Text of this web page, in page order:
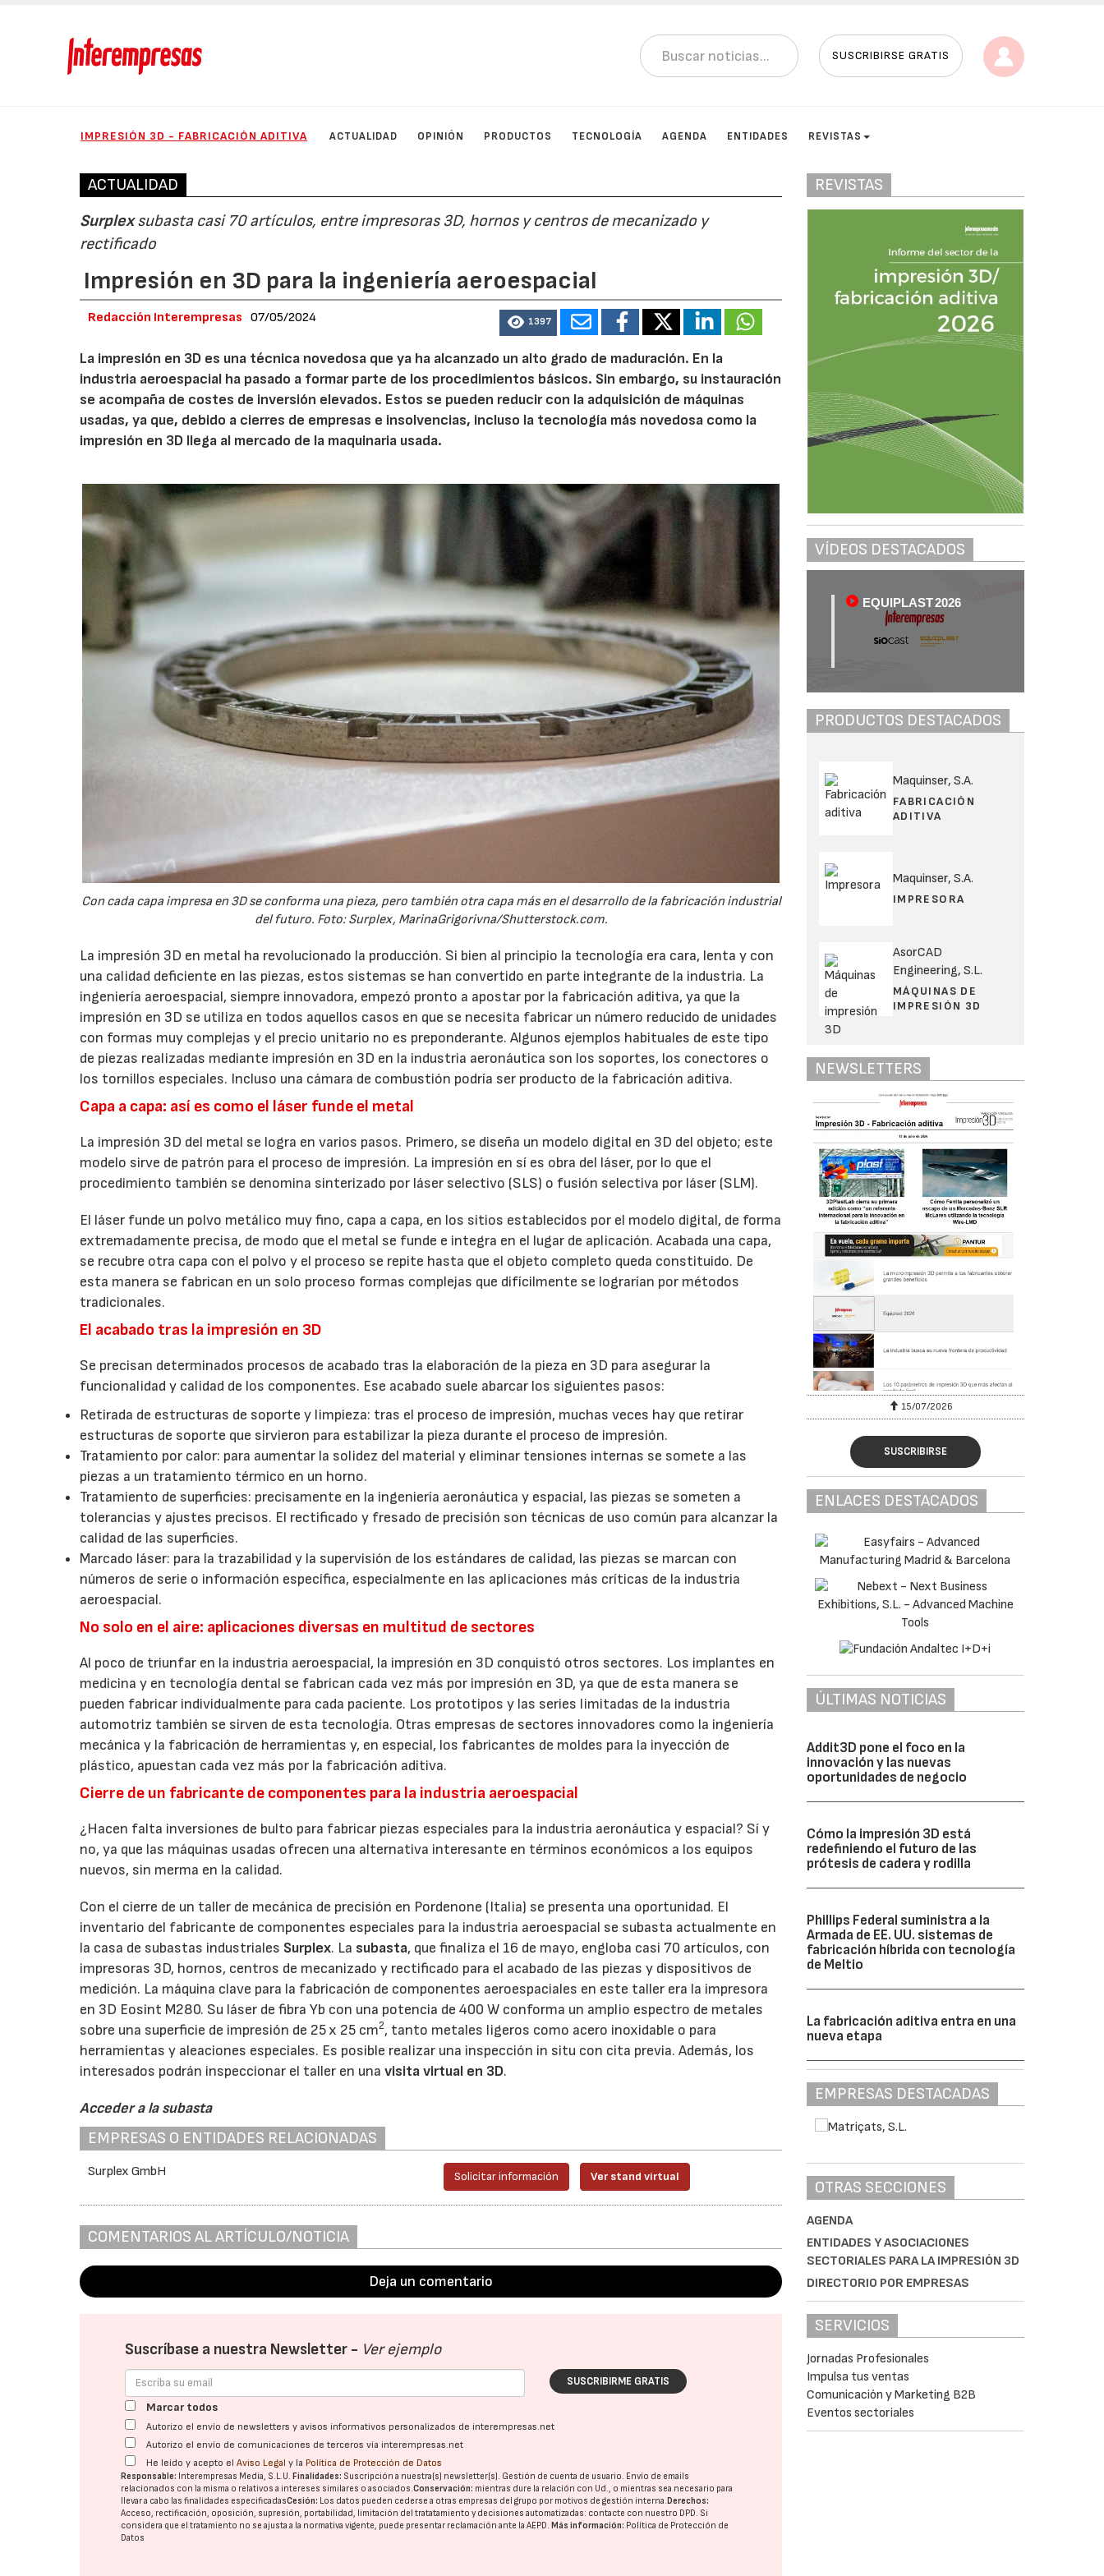
SUSCRIBIRSE GRATIS
IMPRESIÓN 3D - FABRICACIÓN ADITIVA ACTUALIDAD OPINIÓN PRODUCTOS TECNOLOGÍA AGENDA ENTIDADES REVISTAS
ACTUALIDAD
Surplexsubasta casi 70 artículos, entre impresoras 3D, hornos y centros de mecanizado y
rectificado
Impresión en 3D para la ingeniería aeroespacial
Redacción Interempresas 07/05/2024 1397
La impresión en 3D es una técnica novedosa que ya ha alcanzado un alto grado de maduración. En la
industria aeroespacial ha pasado a formar parte de los procedimientos básicos. Sin embargo, su instauración
se acompaña de costes de inversión elevados. Estos se pueden reducir con la adquisición de máquinas
usadas, ya que, debido a cierres de empresas e insolvencias, incluso la tecnología más novedosa como la
impresión en 3D llega al mercado de la maquinaria usada.
Con cada capa impresa en 3D se conforma una pieza, pero también otra capa más en el desarrollo de la fabricación industrial
del futuro. Foto: Surplex, MarinaGrigorivna/Shutterstock.com.
La impresión 3D en metal ha revolucionado la producción. Si bien al principio la tecnología era cara, lenta y con
una calidad deficiente en las piezas, estos sistemas se han convertido en parte integrante de la industria. La
ingeniería aeroespacial, siempre innovadora, empezó pronto a apostar por la fabricación aditiva, ya que la
impresión en 3D se utiliza en todos aquellos casos en que se necesita fabricar un número reducido de unidades
con formas muy complejas y el precio unitario no es preponderante. Algunos ejemplos habituales de este tipo
de piezas realizadas mediante impresión en 3D en la industria aeronáutica son los soportes, los conectores o
los tornillos especiales. Incluso una cámara de combustión podría ser producto de la fabricación aditiva.
Capa a capa: así es como el láser funde el metal
La impresión 3D del metal se logra en varios pasos. Primero, se diseña un modelo digital en 3D del objeto; este
modelo sirve de patrón para el proceso de impresión. La impresión en sí es obra del láser, por lo que el
procedimiento también se denomina sinterizado por láser selectivo (SLS) o fusión selectiva por láser (SLM).
El láser funde un polvo metálico muy fino, capa a capa, en los sitios establecidos por el modelo digital, de forma
extremadamente precisa, de modo que el metal se funde e integra en el lugar de aplicación. Acabada una capa,
se recubre otra capa con el polvo y el proceso se repite hasta que el objeto completo queda constituido. De
esta manera se fabrican en un solo proceso formas complejas que difícilmente se lograrían por métodos
tradicionales.
El acabado tras la impresión en 3D
Se precisan determinados procesos de acabado tras la elaboración de la pieza en 3D para asegurar la
funcionalidad y calidad de los componentes. Ese acabado suele abarcar los siguientes pasos:
Retirada de estructuras de soporte y limpieza: tras el proceso de impresión, muchas veces hay que retirar
estructuras de soporte que sirvieron para estabilizar la pieza durante el proceso de impresión.
Tratamiento por calor: para aumentar la solidez del material y eliminar tensiones internas se somete a las
piezas a un tratamiento térmico en un horno.
Tratamiento de superficies: precisamente en la ingeniería aeronáutica y espacial, las piezas se someten a
tolerancias y ajustes precisos. El rectificado y fresado de precisión son técnicas de uso común para alcanzar la
calidad de las superficies.
Marcado láser: para la trazabilidad y la supervisión de los estándares de calidad, las piezas se marcan con
números de serie o información específica, especialmente en las aplicaciones más críticas de la industria
aeroespacial.
No solo en el aire: aplicaciones diversas en multitud de sectores
Al poco de triunfar en la industria aeroespacial, la impresión en 3D conquistó otros sectores. Los implantes en
medicina y en tecnología dental se fabrican cada vez más por impresión en 3D, ya que de esta manera se
pueden fabricar individualmente para cada paciente. Los prototipos y las series limitadas de la industria
automotriz también se sirven de esta tecnología. Otras empresas de sectores innovadores como la ingeniería
mecánica y la fabricación de herramientas y, en especial, los fabricantes de moldes para la inyección de
plástico, apuestan cada vez más por la fabricación aditiva.
Cierre de un fabricante de componentes para la industria aeroespacial
¿Hacen falta inversiones de bulto para fabricar piezas especiales para la industria aeronáutica y espacial? Sí y
no, ya que las máquinas usadas ofrecen una alternativa interesante en términos económicos a los equipos
nuevos, sin merma en la calidad.
Con el cierre de un taller de mecánica de precisión en Pordenone (Italia) se presenta una oportunidad. El
inventario del fabricante de componentes especiales para la industria aeroespacial se subasta actualmente en
la casa de subastas industriales Surplex. La subasta, que finaliza el 16 de mayo, engloba casi 70 artículos, con
impresoras 3D, hornos, centros de mecanizado y rectificado para el acabado de las piezas y dispositivos de
medición. La máquina clave para la fabricación de componentes aeroespaciales en este taller era la impresora
en 3D Eosint M280. Su láser de fibra Yb con una potencia de 400 W conforma un amplio espectro de metales
sobre una superficie de impresión de 25 x 25 cm2, tanto metales ligeros como acero inoxidable o para
herramientas y aleaciones especiales. Es posible realizar una inspección in situ con cita previa. Además, los
interesados podrán inspeccionar el taller en unavisita virtual en 3D.
Acceder a la subasta
EMPRESAS O ENTIDADES RELACIONADAS
Surplex GmbH Solicitar información Ver stand virtual
COMENTARIOS AL ARTÍCULO/NOTICIA
Deja un comentario
Suscríbase a nuestra Newsletter - Ver ejemplo
SUSCRIBIRME GRATIS
Marcar todos
Autorizo el envío de newsletters y avisos informativos personalizados de interempresas.net
Autorizo el envío de comunicaciones de terceros vía interempresas.net
He leído y acepto elAviso Legal y la Política de Protección de Datos
Responsable: Interempresas Media, S.L.U.Finalidades: Suscripción a nuestra(s) newsletter(s). Gestión de cuenta de usuario. Envío de emails
relacionados con la misma o relativos a intereses similares o asociados.Conservación: mientras dure la relación con Ud., o mientras sea necesario para
llevar a cabo las finalidades especificadasCesión: Los datos pueden cederse a otras empresas del grupo por motivos de gestión interna.Derechos:
Acceso, rectificación, oposición, supresión, portabilidad, limitación del tratatamiento y decisiones automatizadas: contacte con nuestro DPD. Si
considera que el tratamiento no se ajusta a la normativa vigente, puede presentar reclamación ante laAEPD.Más información: Política de Protección de
Datos
REVISTAS
VÍDEOS DESTACADOS
EQUIPLAST 2026
PRODUCTOS DESTACADOS
Maquinser, S.A.
FABRICACIÓN
ADITIVA
Maquinser, S.A.
IMPRESORA
AsorCAD
Engineering, S.L.
MÁQUINAS DE
IMPRESIÓN 3D
NEWSLETTERS
15/07/2026 29/07/2026 15/07/2026
SUSCRIBIRSE
ENLACES DESTACADOS
ÚLTIMAS NOTICIAS
Addit3D pone el foco en la
innovación y las nuevas
oportunidades de negocio
Cómo la impresión 3D está
redefiniendo el futuro de las
prótesis de cadera y rodilla
Phillips Federal suministra a la
Armada de EE. UU. sistemas de
fabricación híbrida con tecnología
de Meltio
La fabricación aditiva entra en una
nueva etapa
EMPRESAS DESTACADAS
OTRAS SECCIONES
AGENDA
ENTIDADES Y ASOCIACIONES
SECTORIALES PARA LA IMPRESIÓN 3D
DIRECTORIO POR EMPRESAS
SERVICIOS
Jornadas Profesionales
Impulsa tus ventas
Comunicación y Marketing B2B
Eventos sectoriales